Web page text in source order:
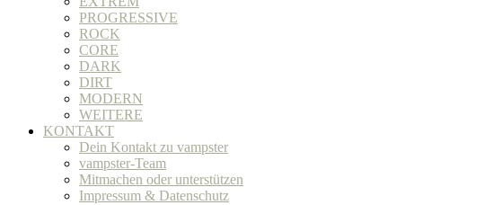
PROGRESSIVE
ROCK
CORE
DARK
DIRT
MODERN
WEITERE
KONTAKT
Dein Kontakt zu vampster
vampster-Team
Mitmachen oder unterstützen
Impressum & Datenschutz